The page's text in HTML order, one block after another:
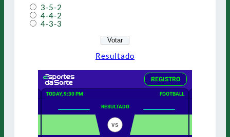
3-5-2
4-4-2
4-3-3
Resultado